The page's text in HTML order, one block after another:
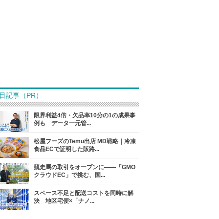
記事（PR）
限界利益4倍・欠品率10分の1の成果事
例も データ一元管...
松屋フーズのTemu出店 MD戦略｜冷凍
食品ECで証明した販路...
競走馬の取引をオープンに――「GMO
クラウドEC」で挑む、国...
スペース不足と配送コストを同時に解
決 地区宅便×「ナノ...